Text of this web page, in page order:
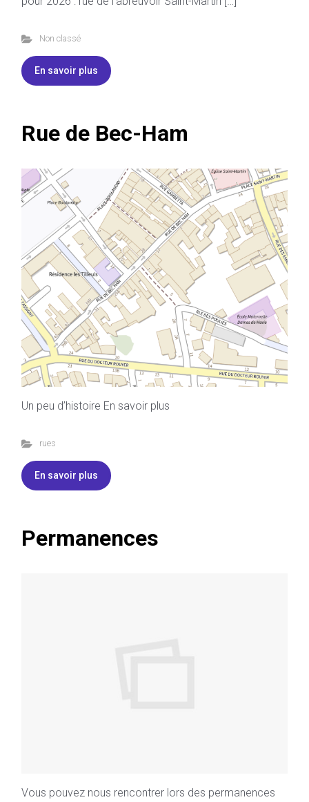
Non classé
En savoir plus
Rue de Bec-Ham
Un peu d’histoire En savoir plus
rues
En savoir plus
Permanences
Vous pouvez nous rencontrer lors des permanences